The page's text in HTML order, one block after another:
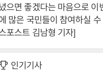
으면 좋겠다는 마음으로 이
많은 국민들이 참여하실
포스트 김남형 기자]
인기기사